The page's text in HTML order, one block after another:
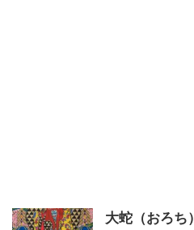
大蛇（おろち）